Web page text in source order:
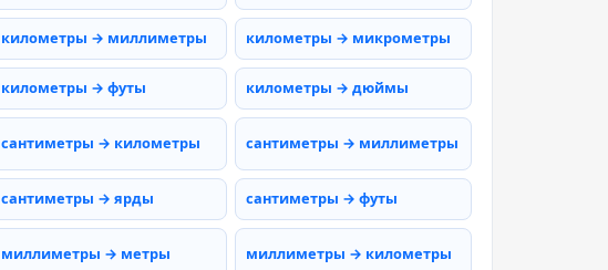
километры → миллиметры километры → микрометры
километры → футы километры → дюймы
сантиметры → километры сантиметры → миллиметры
сантиметры → ярды сантиметры → футы
миллиметры → метры миллиметры → километры